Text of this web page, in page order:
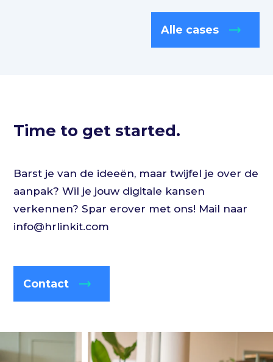
Alle cases
Time to get started.
Barst je van de ideeën, maar twijfel je over de
aanpak? Wil je jouw digitale kansen
verkennen? Spar erover met ons! Mail naar
info@hrlinkit.com
Contact